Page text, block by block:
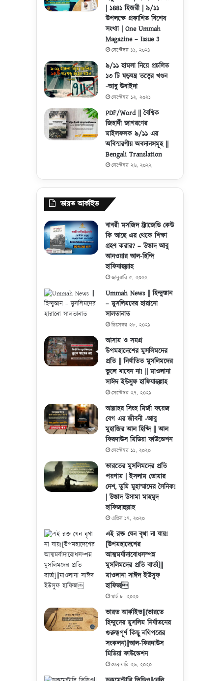
| ১৪৪১ হিজরী | ৯/১১
উপলক্ষে প্রকাশিত বিশেষ
সংখ্যা | One Ummah
Magazine – Issue 3
সেপ্টেম্বর ১১, ২০২১
৯/১১ হামলা নিয়ে প্রচলিত
১৩ টি ষড়যন্ত্র তত্ত্বের খণ্ডন
-আবু উবাইদা
সেপ্টেম্বর ১২, ২০২১
PDF/Word || বৈশ্বিক
জিহাদী জাগরণের
মাইলফলক ৯/১১ এর
অবিস্মরণীয় অবদানসমূহ ||
Bengali Translation
সেপ্টেম্বর ২৬, ২০২২
ভারত আর্কাইভ
বাবরী মসজিদ ট্র্যাজেডি কেউ
কি আছে এর থেকে শিক্ষা
গ্রহণ করার? – উস্তাদ আবু
আনওয়ার আল-হিন্দি
হাফিযাহুল্লাহ
জানুয়ারি ৫, ২০২২
Ummah News || হিন্দুস্তান
– মুসলিমদের হারানো
সালতানাত
ডিসেম্বর ২৮, ২০২১
আসাম ও সমগ্র
উপমহাদেশের মুসলিমদের
প্রতি || নির্যাতিত মুসলিমদের
ভুলে যাবেন না! || মাওলানা
সাঈদ ইউসুফ হাফিযাহুল্লাহ
সেপ্টেম্বর ২৭, ২০২১
আল্লাহর সিংহ মির্জা ফয়েজ
বেগ এর জীবনী -আবু
মুহাজির আল হিণ্দি || আল
ফিরদাউস মিডিয়া ফাউন্ডেশন
সেপ্টেম্বর ১১, ২০২০
ভারতের মুসলিমদের প্রতি
পয়গাম | ইসলাম তোমার
দেশ, তুমি মুহাম্মাদের সৈনিক!
| উস্তাদ উসামা মাহমুদ
হাফিজাহুল্লাহ
এপ্রিল ১৭, ২০২০
এই রক্ত যেন বৃথা না যায়!
[উপমহাদেশের
আত্মমর্যাদাবোধসম্পন্ন
মুসলিমদের প্রতি বার্তা]||
মাওলানা সাঈদ ইউসুফ
হাফিজ
মার্চ ৮, ২০২০
ভারত আর্কাইভ||(ভারতে
হিন্দুদের মুসলিম নির্যাতনের
গুরুত্বপূর্ণ কিছু নথিপত্রের
সংকলন)||আল-ফিরদাউস
মিডিয়া ফাউন্ডেশন
ফেব্রুয়ারি ২৬, ২০২০